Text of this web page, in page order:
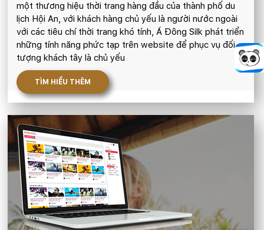
một thương hiệu thời trang hàng đầu của thành phố du
lịch Hội An, với khách hàng chủ yếu là người nước ngoài
với các tiêu chí thời trang khó tính, Á Đông Silk phát triển
những tính năng phức tạp trên website để phục vụ đối
tượng khách tây là chủ yếu
TÌM HIỂU THÊM